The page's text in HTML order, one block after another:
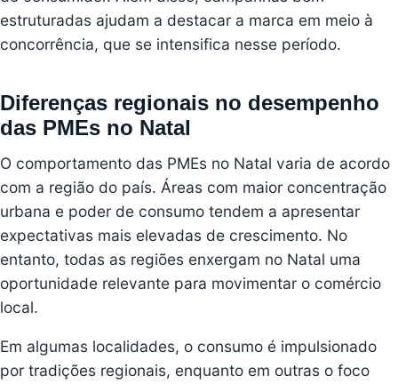
estruturadas ajudam a destacar a marca em meio à
concorrência, que se intensifica nesse período.
Diferenças regionais no desempenho
das PMEs no Natal
O comportamento das PMEs no Natal varia de acordo
com a região do país. Áreas com maior concentração
urbana e poder de consumo tendem a apresentar
expectativas mais elevadas de crescimento. No
entanto, todas as regiões enxergam no Natal uma
oportunidade relevante para movimentar o comércio
local.
Em algumas localidades, o consumo é impulsionado
por tradições regionais, enquanto em outras o foco